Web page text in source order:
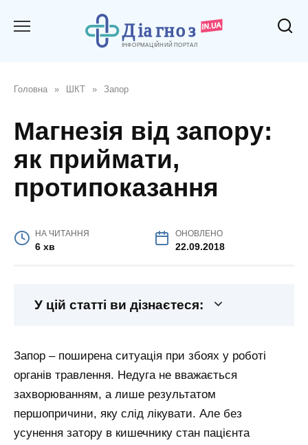
Головна » ШКТ » Запор
Магнезія від запору:
як приймати,
протипоказання
НА ЧИТАННЯ
6 хв
ОНОВЛЕНО
22.09.2018
У цій статті ви дізнаєтеся:
Запор – поширена ситуація при збоях у роботі
органів травлення. Недуга не вважається
захворюванням, а лише результатом
першопричини, яку слід лікувати. Але без
усунення затору в кишечнику стан пацієнта